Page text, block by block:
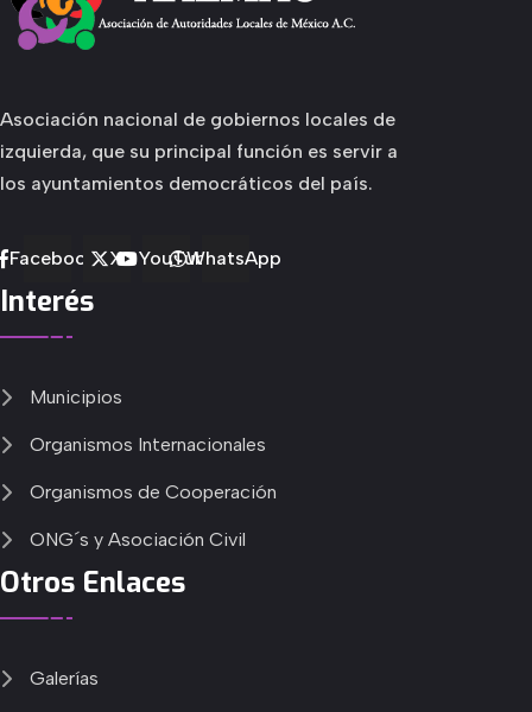
Asociación nacional de gobiernos locales de
izquierda, que su principal función es servir a
los ayuntamientos democráticos del país.
Facebook X YouTubeWhatsApp
Interés
Municipios
Organismos Internacionales
Organismos de Cooperación
ONG´s y Asociación Civil
Otros Enlaces
Galerías